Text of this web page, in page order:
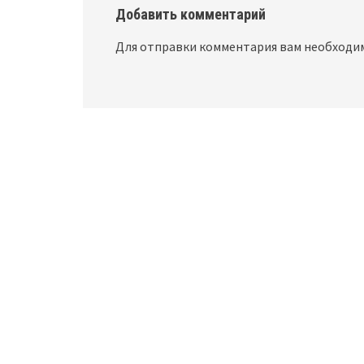
Добавить комментарий
Для отправки комментария вам